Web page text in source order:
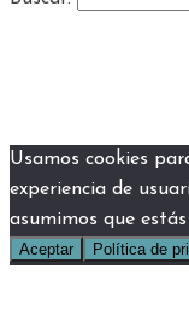
Usamos cookies
experiencia de
asumimos que
Aceptar Política de